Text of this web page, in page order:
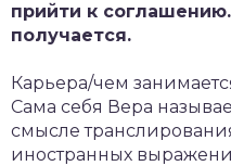
прийти к
получается.
Карьера/чем
Сама себя Вера
смысле
иностранных